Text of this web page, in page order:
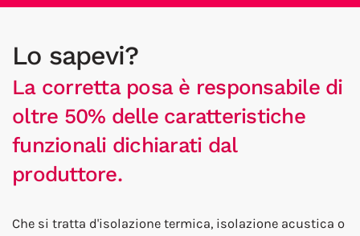
Lo sapevi?
La corretta posa è responsabile di
oltre 50% delle caratteristiche
funzionali dichiarati dal
produttore.
Che si tratta d'isolazione termica, isolazione acustica o